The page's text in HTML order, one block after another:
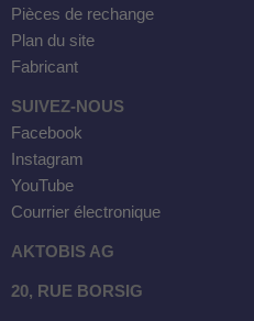
Pièces de rechange
Plan du site
Fabricant
SUIVEZ-NOUS
Facebook
Instagram
YouTube
Courrier électronique
AKTOBIS AG
20, RUE BORSIG